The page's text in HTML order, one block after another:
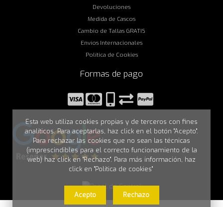
Devoluciones
Medida de Cascos
Cambio de Tallas GRATIS
Envíos Internacionales
Política de Cookies
Formas de pago
Esta web utiliza cookies propias y de terceros con fines
analíticos. Para aceptarlas, haz click en el botón "Acepto".
Para rechazar las cookies que no sean las técnicas
(imprescindibles para el correcto funcionamiento de la
web) haz click en "Rechazo". Para más información, haz
click en "Política de cookies"
Acepto Rechazo